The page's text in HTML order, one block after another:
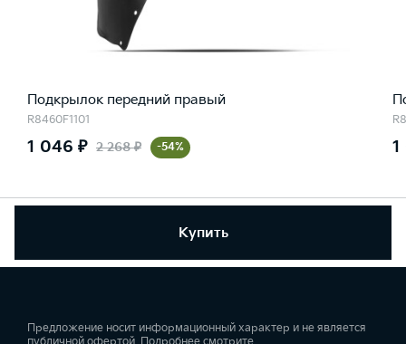
Купить
Подкрылок передний правый
R8460F1101
1 046 ₽ 2 268 ₽ -54% 1
Предложение носит информационный характер и не является